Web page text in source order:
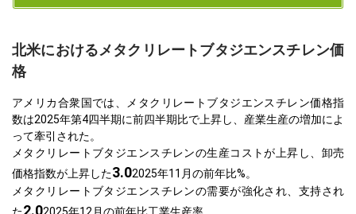
北米におけるメタクリレートブタジエンスチレン価
格
アメリカ合衆国では、メタクリレートブタジエンスチレン価格指
数は2025年第4四半期に前四半期比で上昇し、産業生産の増加によ
って牽引された。
メタクリレートブタジエンスチレンの生産コストが上昇し、卸売
価格指数が上昇した3.02025年11月の前年比%。
メタクリレートブタジエンスチレンの需要が強化され、支持され
2.0